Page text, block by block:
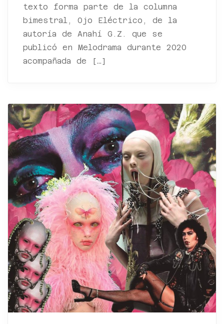
texto forma parte de la columna
bimestral, Ojo Eléctrico, de la
autoría de Anahí G.Z. que se
publicó en Melodrama durante 2020
acompañada de […]